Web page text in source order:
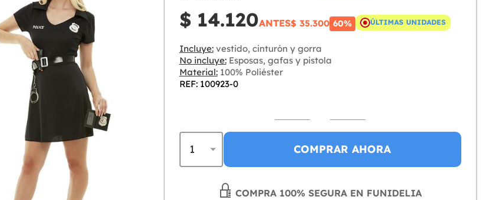
$ 14.120ANTES$ 35.300 60% ÚLTIMAS UNIDADES
Incluye:vestido, cinturón y gorra
No incluye:Esposas, gafas y pistola
Material:100% Poliéster
REF: 100923-0
COMPRAR AHORA
COMPRA 100% SEGURA EN FUNIDELIA